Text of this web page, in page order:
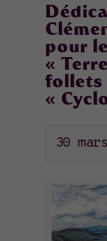
pour
«
follets
«
30